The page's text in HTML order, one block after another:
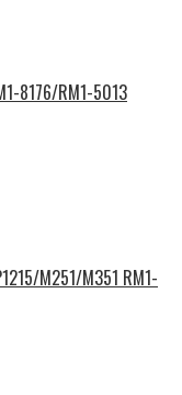
8176/RM1-5013
M251/M351 RM1-